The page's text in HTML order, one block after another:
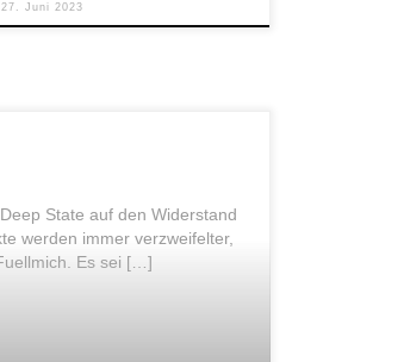
27. Juni 2023
State auf den Widerstand
werden immer verzweifelter,
Es sei […]